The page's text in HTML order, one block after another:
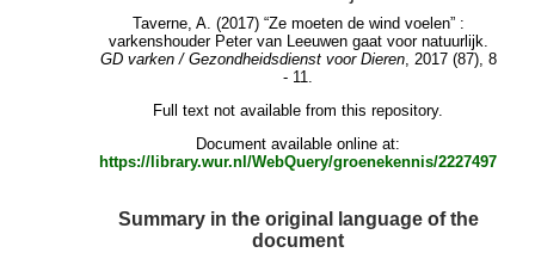
Taverne, A. (2017) “Ze moeten de wind voelen” :
varkenshouder Peter van Leeuwen gaat voor natuurlijk.
GD varken / Gezondheidsdienst voor Dieren, 2017 (87), 8
- 11.
Full text not available from this repository.
Document available online at:
https://library.wur.nl/WebQuery/groenekennis/2227497
Summary in the original language of the
document